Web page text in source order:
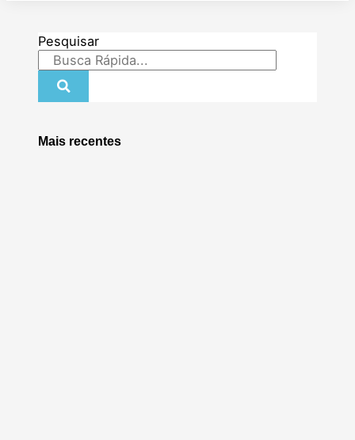
Pesquisar
Mais recentes